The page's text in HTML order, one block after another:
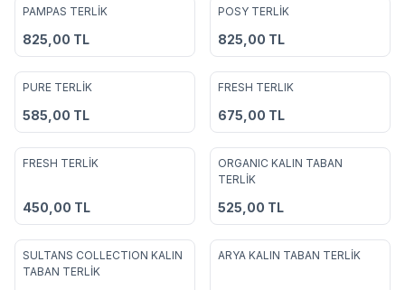
PAMPAS TERLİK
825,00 TL
POSY TERLİK
825,00 TL
3
PURE TERLİK
585,00 TL
4
FRESH TERLIK
675,00 TL
4
FRESH TERLİK
450,00 TL
Favorilere Ekle
5
ORGANIC KALIN TABAN
TERLİK
525,00 TL
Favorilere Ekle
SULTANS COLLECTION KALIN
TABAN TERLİK
4
ARYA KALIN TABAN TERLİK